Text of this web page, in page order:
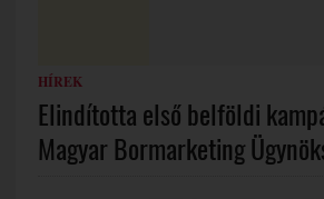
HÍREK
Elindította első belföldi
Magyar Bormarketing